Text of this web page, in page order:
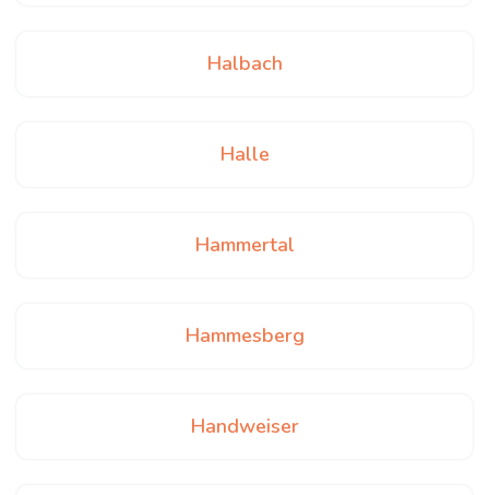
Halbach
Halle
Hammertal
Hammesberg
Handweiser